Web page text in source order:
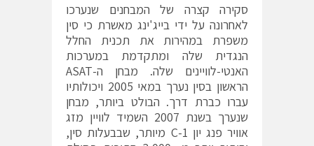
סקירה קצרה של המבחנים שנערכו
לאחרונה על ידי בייג'ינג מאשרת כי סין
משפרת במהירות את תכנית החלל
הנגדית שלה ומתקדמת במערכות
האנטי-לוויינים שלה. מבחן ה-ASAT
הראשון בסין נערך במאי 2005 ויכולותיו
עברו כברת דרך. הבולט ביותר, מבחן
שנערך בשנת 2007 השמיד לוויין מזג
אוויר פנג יון 1-C מיותר, שבבעלות סין,